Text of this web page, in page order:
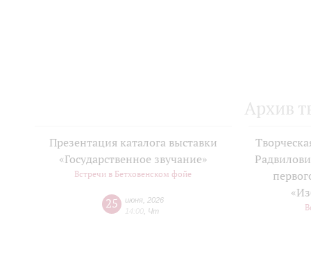
Архив
Презентация каталога выставки
«Государственное звучание»
Встречи в Бетховенском фойе
25 июня 2026
14:00 Чт